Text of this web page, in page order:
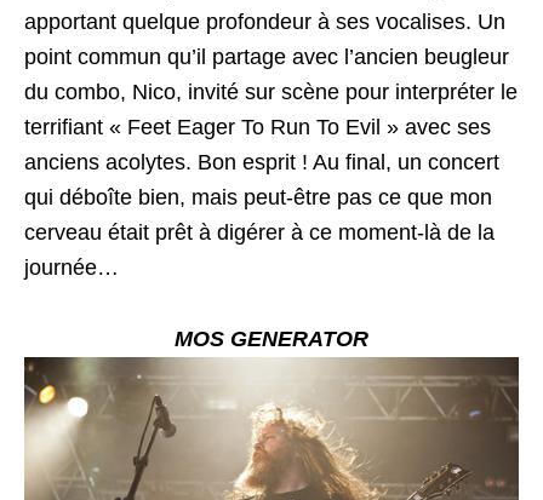
apportant quelque profondeur à ses vocalises. Un
point commun qu’il partage avec l’ancien beugleur
du combo, Nico, invité sur scène pour interpréter le
terrifiant « Feet Eager To Run To Evil » avec ses
anciens acolytes. Bon esprit ! Au final, un concert
qui déboîte bien, mais peut-être pas ce que mon
cerveau était prêt à digérer à ce moment-là de la
journée…
MOS GENERATOR